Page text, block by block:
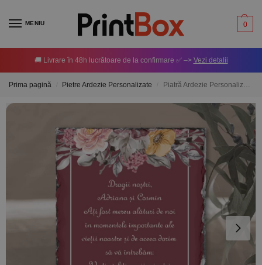
MENIU 0
🚚 Livrare în 48h lucrătoare de la confirmare ✅ –> Vezi detalii
Prima pagină Pietre Ardezie Personalizate Piatră Ardezie Personalizată cu mesaj – Cerere Nași de Botez